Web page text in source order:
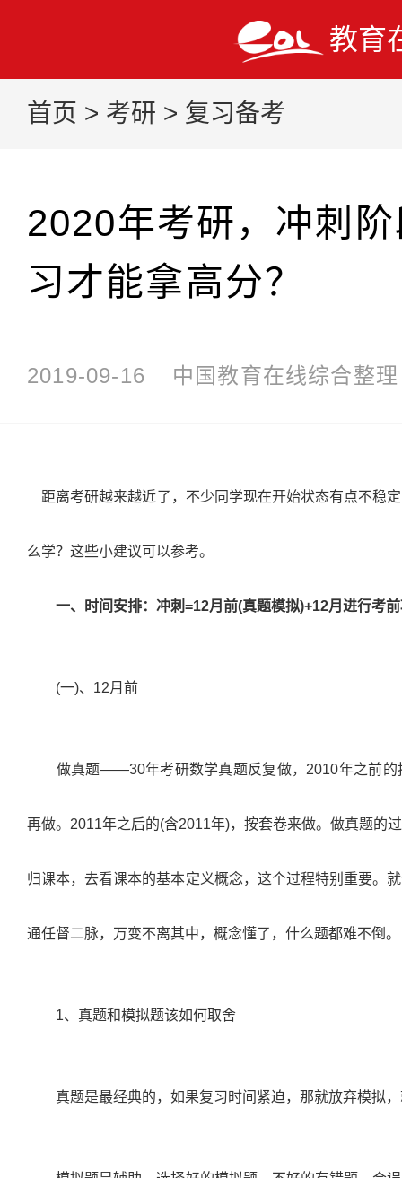
教育
首页 > 考研 > 复习备考
2020年考研，冲刺
习才能拿高分？
2019-09-16 中国教育在线综合整理
距离考研越来越近了，不少同学现在开始状态有点不稳
么学？这些小建议可以参考。
一、时间安排：冲刺 =12月前(真题模拟)+12月进行考
(一)、 12月前
做真题——30年考研数学真题反复做， 2010年之前的
再做。 2011年之后的(含2011年)，按套卷来做。做真题的
归课本，去看课本的基本定义概念，这个过程特别重要。
通任督二脉，万变不离其中，概念懂了，什么题都难不倒。
1、真题和模拟题该如何取舍
真题是最经典的，如果复习时间紧迫，那就放弃模拟，